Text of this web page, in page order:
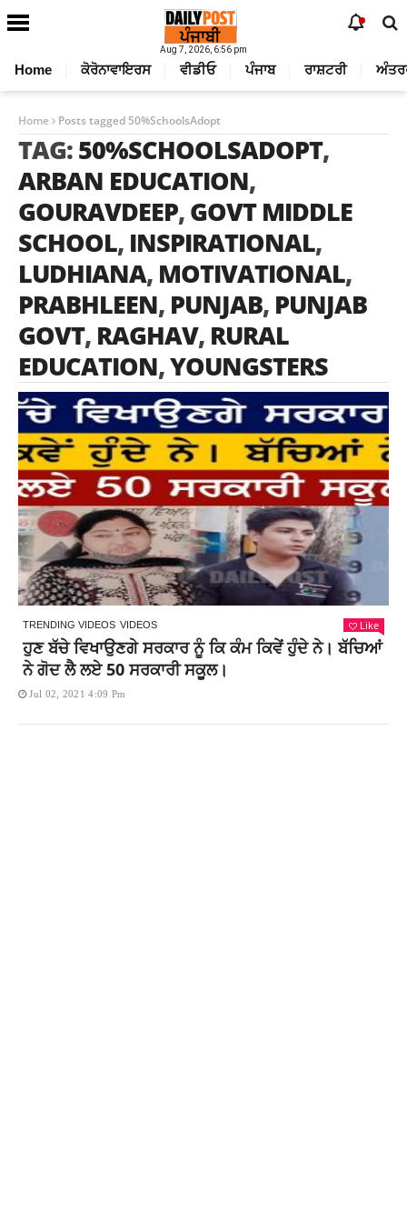
Aug 7, 2026, 6:56 pm
Home ਕੋਰੋਨਾਵਾਇਰਸ ਵੀਡੀਓ ਪੰਜਾਬ ਰਾਸ਼ਟਰੀ
Home Posts tagged 50%SchoolsAdopt
TAG:50%SCHOOLSADOPT,
ARBAN EDUCATION,
GOURAVDEEP,GOVT MIDDLE
SCHOOL, INSPIRATIONAL,
LUDHIANA, MOTIVATIONAL,
PRABHLEEN, PUNJAB, PUNJAB
GOVT, RAGHAV, RURAL
EDUCATION,YOUNGSTERS
TRENDING VIDEOS VIDEOS Like
ਹੁਣ ਬੱਚੇ ਵਿਖਾਉਣਗੇ ਸਰਕਾਰ ਨੂੰ ਕਿ ਕੰਮ ਕਿਵੇਂ ਹੁੰਦੇ ਨੇ। ਬੱਚਿਆਂ
ਨੇ ਗੋਦ ਲੈ ਲਏ 50 ਸਰਕਾਰੀ ਸਕੂਲ।
Jul 02, 2021 4:09 Pm